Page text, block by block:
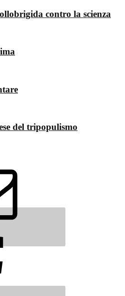
contro la scienza
del tripopulismo